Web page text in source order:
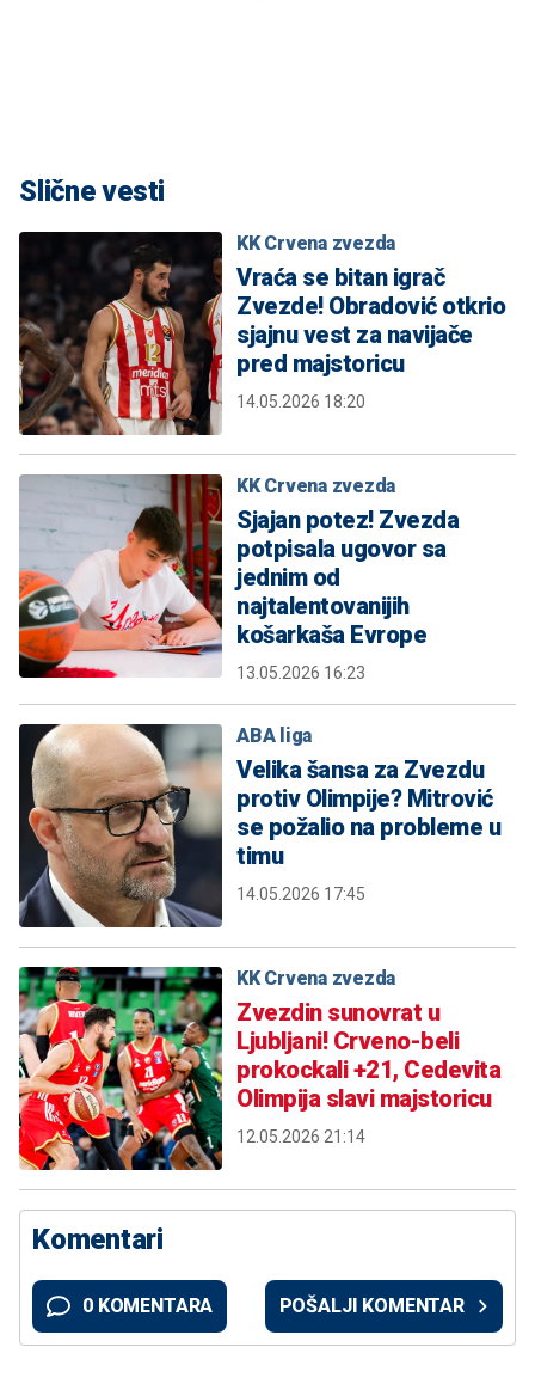
Slične vesti
KK Crvena zvezda
Vraća se bitan igrač
Zvezde! Obradović otkrio
sjajnu vest za navijače
pred majstoricu
14.05.2026 18:20
KK Crvena zvezda
Sjajan potez! Zvezda
potpisala ugovor sa
jednim od
najtalentovanijih
košarkaša Evrope
13.05.2026 16:23
ABA liga
Velika šansa za Zvezdu
protiv Olimpije? Mitrović
se požalio na probleme u
timu
14.05.2026 17:45
KK Crvena zvezda
Zvezdin sunovrat u
Ljubljani! Crveno-beli
prokockali +21, Cedevita
Olimpija slavi majstoricu
12.05.2026 21:14
Komentari
0 KOMENTARA POŠALJI KOMENTAR